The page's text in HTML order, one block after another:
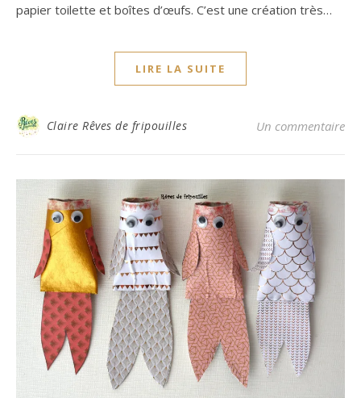
papier toilette et boîtes d’œufs. C’est une création très…
LIRE LA SUITE
Claire Rêves de fripouilles Un commentaire